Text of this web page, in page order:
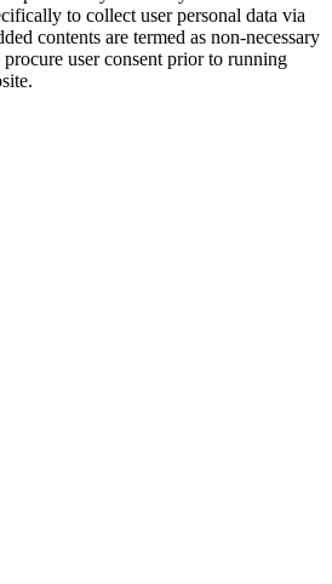
to collect user personal data via
contents are termed as non-necessary
user consent prior to running